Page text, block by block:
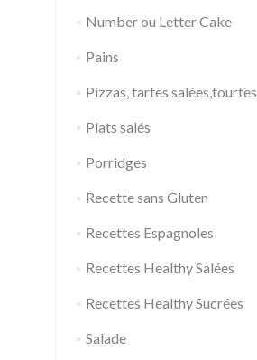
Number ou Letter Cake
Pains
Pizzas, tartes salées,tourtes
Plats salés
Porridges
Recette sans Gluten
Recettes Espagnoles
Recettes Healthy Salées
Recettes Healthy Sucrées
Salade